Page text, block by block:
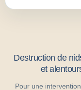
Destruction de
et
Pour une